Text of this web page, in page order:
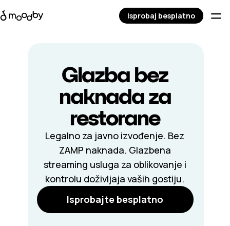
Glazba bez
naknada za
restorane
Legalno za javno izvođenje. Bez
ZAMP naknada. Glazbena
streaming usluga za oblikovanje i
kontrolu doživljaja vaših gostiju.
Isprobajte besplatno
Isprobaj besplatno